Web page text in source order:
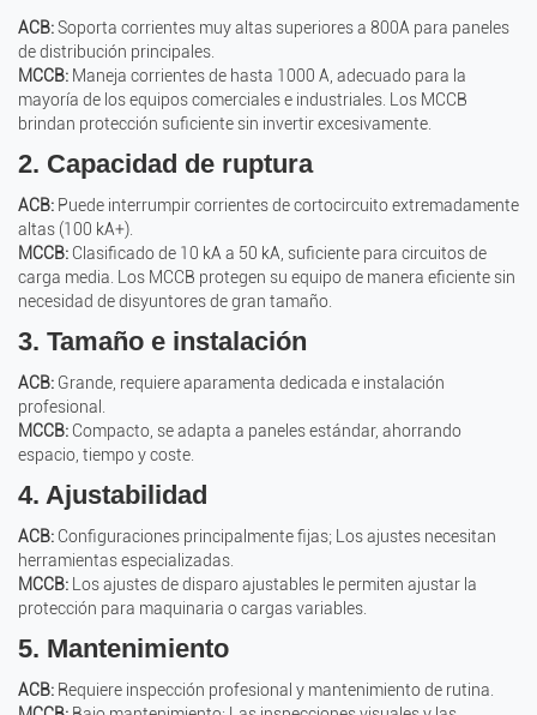
ACB:Soporta corrientes muy altas superiores a 800A para paneles
de distribución principales.
MCCB: Maneja corrientes de hasta 1000 A, adecuado para la
mayoría de los equipos comerciales e industriales. Los MCCB
brindan protección suficiente sin invertir excesivamente.
2. Capacidad de ruptura
ACB: Puede interrumpir corrientes de cortocircuito extremadamente
altas (100 kA+).
MCCB: Clasificado de 10 kA a 50 kA, suficiente para circuitos de
carga media. Los MCCB protegen su equipo de manera eficiente sin
necesidad de disyuntores de gran tamaño.
3. Tamaño e instalación
ACB: Grande, requiere aparamenta dedicada e instalación
profesional.
MCCB: Compacto, se adapta a paneles estándar, ahorrando
espacio, tiempo y coste.
4. Ajustabilidad
ACB: Configuraciones principalmente fijas; Los ajustes necesitan
herramientas especializadas.
MCCB: Los ajustes de disparo ajustables le permiten ajustar la
protección para maquinaria o cargas variables.
5. Mantenimiento
ACB: Requiere inspección profesional y mantenimiento de rutina.